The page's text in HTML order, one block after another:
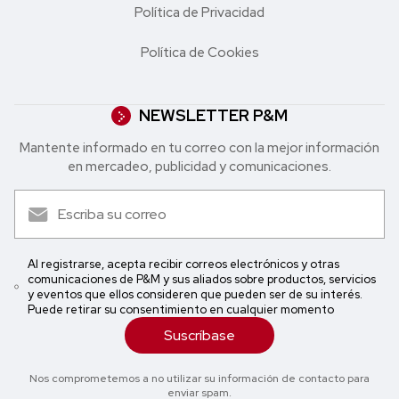
Política de Privacidad
Política de Cookies
NEWSLETTER P&M
Mantente informado en tu correo con la mejor in formación
en mercadeo, publicidad y comunicaciones.
Al registrarse, acepta recibir correos electrónicos y otras
comunicaciones de P&M y sus aliados sobre productos, servicios
y eventos que ellos consideren que pueden ser de su interés.
Puede retirar su consentimiento en cualquier momento
Suscríbase
Nos comprometemos a no utilizar su información de contacto para
enviar spam.